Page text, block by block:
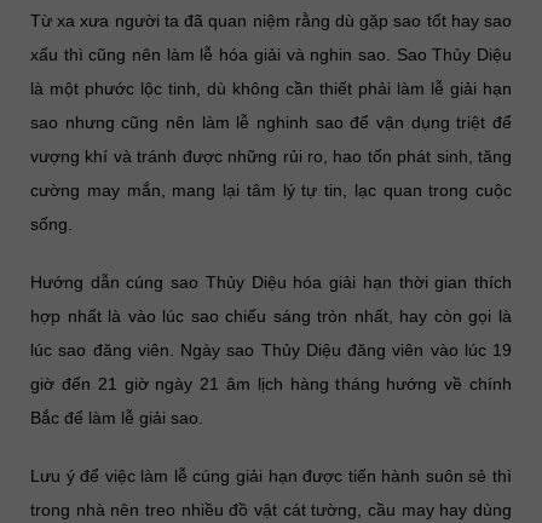
Từ xa xưa người ta đã quan niệm rằng dù gặp sao tốt hay sao
xấu thì cũng nên làm lễ hóa giải và nghin sao. Sao Thủy Diệu
là một phước lộc tinh, dù không cần thiết phải làm lễ giải hạn
sao nhưng cũng nên làm lễ nghinh sao để vận dụng triệt để
vượng khí và tránh được những rủi ro, hao tốn phát sinh, tăng
cường may mắn, mang lại tâm lý tự tin, lạc quan trong cuộc
sống.
Hướng dẫn cúng sao Thủy Diệu hóa giải hạn thời gian thích
hợp nhất là vào lúc sao chiếu sáng tròn nhất, hay còn gọi là
lúc sao đăng viên. Ngày sao Thủy Diệu đăng viên vào lúc 19
giờ đến 21 giờ ngày 21 âm lịch hàng tháng hướng về chính
Bắc để làm lễ giải sao.
Lưu ý để việc làm lễ cúng giải hạn được tiến hành suôn sẻ thì
trong nhà nên treo nhiều đồ vật cát tường, cầu may hay dùng